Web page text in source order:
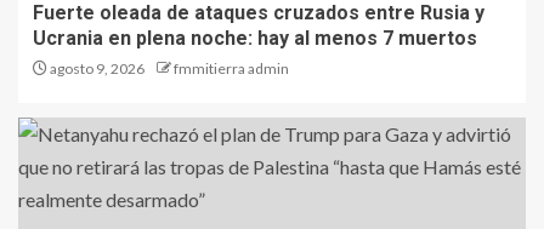
Fuerte oleada de ataques cruzados entre Rusia y
Ucrania en plena noche: hay al menos 7 muertos
agosto 9, 2026 fmmitierra admin